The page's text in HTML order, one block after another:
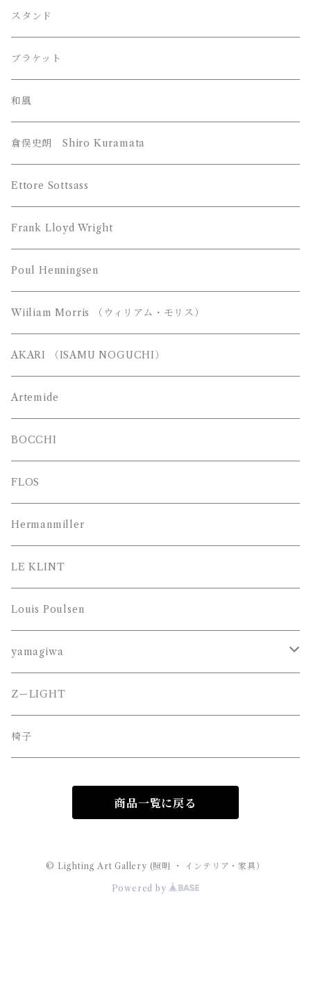
LE KLINT （レクリント）
Louis Poulsen （ルイスポールセン）
William Morris （ウィリアム モリス）
YAMAGIWA （ヤマギワ）
JAKOBSSON （ヤコブソン）
MAYUHANA （マユハナ）
Z-Light （山田照明）
富士琺瑯（FUJI HORO）
都行燈（miyako andon）
吉田五十八 / Isoya・Yoshida
Frank Lloyd Wright ﾌﾗﾝｸﾛｲﾄﾞﾗｲﾄ
スタンド
ブラケット
和風
倉俣史朗 Shiro Kuramata
Ettore Sottsass
Frank Lloyd Wright
Poul Henningsen
Wiiliam Morris （ウィリアム・モリス）
AKARI （ISAMU NOGUCHI）
Artemide
BOCCHI
FLOS
Hermanmiller
LE KLINT
Louis Poulsen
yamagiwa
JAKOBSSON （ヤコブソン）
MAYUHANA （マユハナ）
ZーLIGHT
椅子
商品一覧に戻る
© Lighting Art Gallery (照明 ・ インテリア・家具）
Powered by